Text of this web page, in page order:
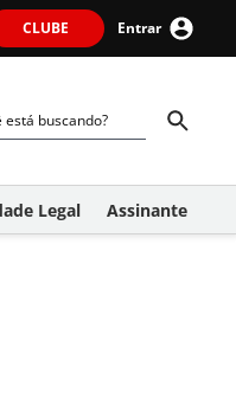
CLUBE Entrar
Legal Assinante